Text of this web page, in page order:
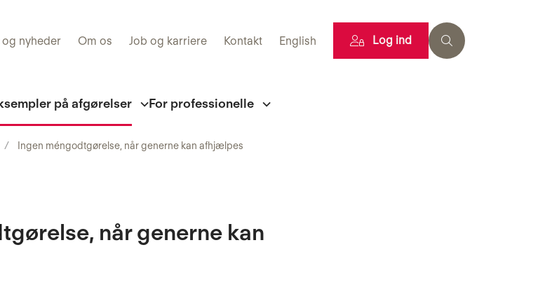
og nyheder Om os Job og karriere Kontakt English Log ind
på afgørelser For professionelle
Ingen méngodtgørelse, når generne kan afhjælpes
når generne kan